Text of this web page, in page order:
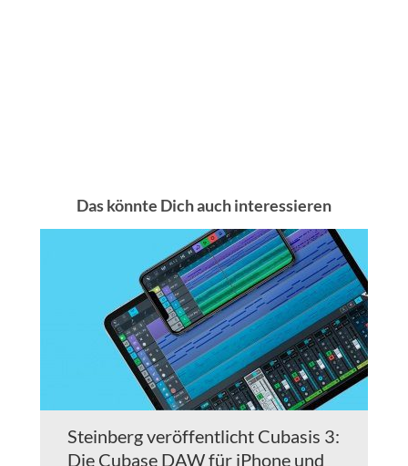
Das könnte Dich auch interessieren
Steinberg veröffentlicht Cubasis 3:
Die Cubase DAW für iPhone und